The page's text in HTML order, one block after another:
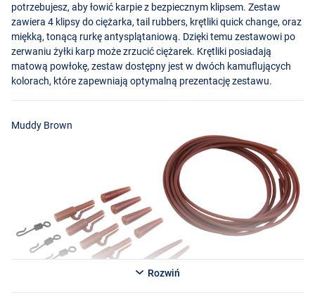
potrzebujesz, aby łowić karpie z bezpiecznym klipsem. Zestaw
zawiera 4 klipsy do ciężarka, tail rubbers, krętliki quick change, oraz
miękką, tonącą rurkę antysplątaniową. Dzięki temu zestawowi po
zerwaniu żyłki karp może zrzucić ciężarek. Krętliki posiadają
matową powłokę, zestaw dostępny jest w dwóch kamuflujących
kolorach, które zapewniają optymalną prezentację zestawu.
Muddy Brown
Rozwiń